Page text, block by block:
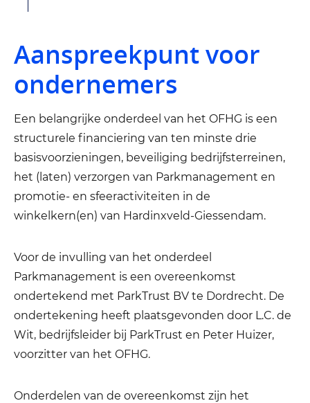
Aanspreekpunt voor
ondernemers
Een belangrijke onderdeel van het OFHG is een
structurele financiering van ten minste drie
basisvoorzieningen, beveiliging bedrijfsterreinen,
het (laten) verzorgen van Parkmanagement en
promotie- en sfeeractiviteiten in de
winkelkern(en) van Hardinxveld-Giessendam.
Voor de invulling van het onderdeel
Parkmanagement is een overeenkomst
ondertekend met ParkTrust BV te Dordrecht. De
ondertekening heeft plaatsgevonden door L.C. de
Wit, bedrijfsleider bij ParkTrust en Peter Huizer,
voorzitter van het OFHG.
Onderdelen van de overeenkomst zijn het